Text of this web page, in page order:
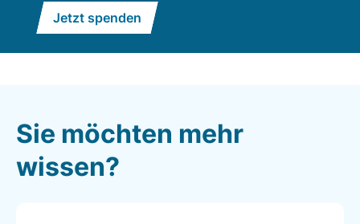
Jetzt spenden
Sie möchten mehr
wissen?